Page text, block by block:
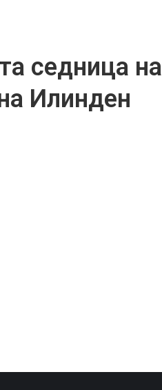
седница на
Илинден